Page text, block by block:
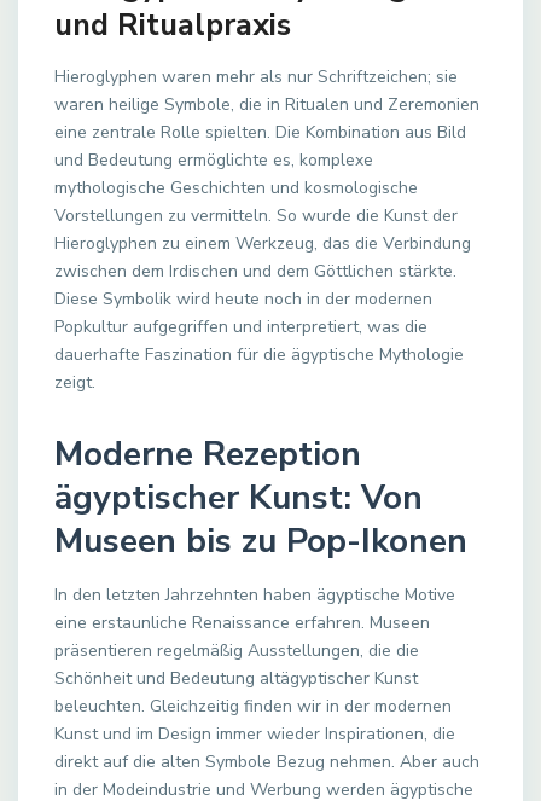
und Ritualpraxis
Hieroglyphen waren mehr als nur Schriftzeichen; sie
waren heilige Symbole, die in Ritualen und Zeremonien
eine zentrale Rolle spielten. Die Kombination aus Bild
und Bedeutung ermöglichte es, komplexe
mythologische Geschichten und kosmologische
Vorstellungen zu vermitteln. So wurde die Kunst der
Hieroglyphen zu einem Werkzeug, das die Verbindung
zwischen dem Irdischen und dem Göttlichen stärkte.
Diese Symbolik wird heute noch in der modernen
Popkultur aufgegriffen und interpretiert, was die
dauerhafte Faszination für die ägyptische Mythologie
zeigt.
Moderne Rezeption
ägyptischer Kunst: Von
Museen bis zu Pop-Ikonen
In den letzten Jahrzehnten haben ägyptische Motive
eine erstaunliche Renaissance erfahren. Museen
präsentieren regelmäßig Ausstellungen, die die
Schönheit und Bedeutung altägyptischer Kunst
beleuchten. Gleichzeitig finden wir in der modernen
Kunst und im Design immer wieder Inspirationen, die
direkt auf die alten Symbole Bezug nehmen. Aber auch
in der Modeindustrie und Werbung werden ägyptische